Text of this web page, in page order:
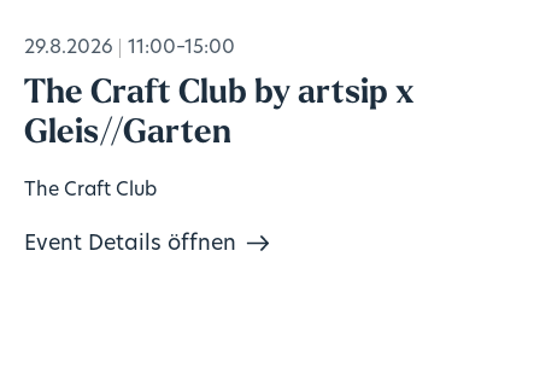
29.8.2026 11:00–15:00
The Craft Club by artsip x
Gleis//Garten
The Craft Club
Event Details öffnen